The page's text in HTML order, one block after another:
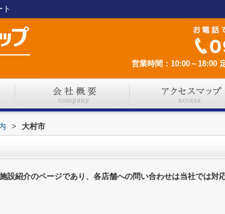
営業時間：10:00～18:00
> 大村市
設紹介のページであり、各店舗への問い合わせは当社では対応